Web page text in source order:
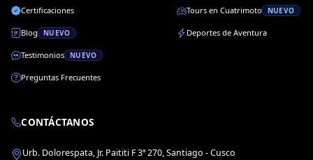
Certificaciones
Blog NUEVO
Testimonios NUEVO
Preguntas Frecuentes
Tours en Cuatrimoto NUEVO
Deportes de Aventura
CONTÁCTANOS
Urb. Dolorespata, Jr. Paititi F 3ª 270, Santiago - Cusco